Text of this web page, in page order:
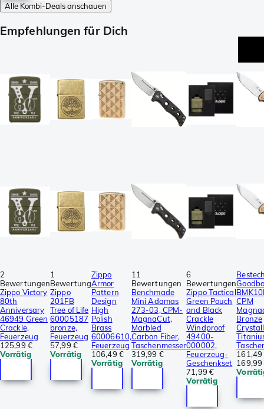
Alle Kombi-Deals anschauen
Empfehlungen für Dich
2
Bewertungen
Zippo Victory
80th
Anniversary
46949 Green
Crackle,
Feuerzeug
125,99 €
Vorrätig
1
Bewertung
Zippo
201FB
Tree of Life
60005187
bronze,
Feuerzeug
57,99 €
Vorrätig
Zippo
Armor
Pattern
Design
High
Polish
Brass
60006610,
Feuerzeug
106,49 €
Vorrätig
11
Bewertungen
Benchmade
Mini Adamas
273-03, CPM-
MagnaCut,
Marbled
Carbon Fiber,
Taschenmesser
319,99 €
Vorrätig
6
Bewertungen
Zippo Tactical
Green Pouch
and Black
Crackle
Windproof
49400-
000002,
Feuerzeug-
Geschenkset
71,99 €
Vorrätig
CPM
Bronze
161,49
169,99